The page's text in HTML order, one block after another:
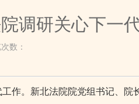
调研关心下一
数：
作。新北法院院党组书记、院